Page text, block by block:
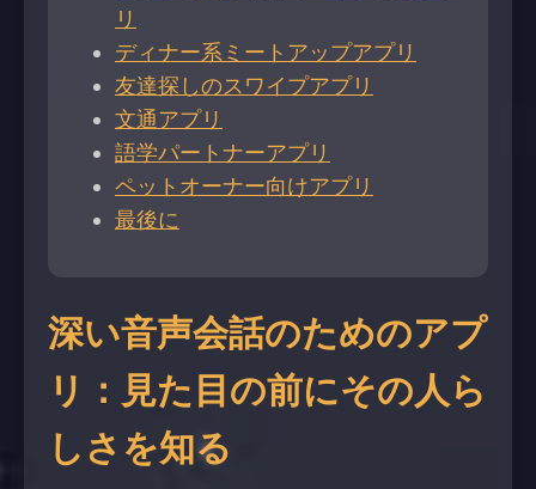
リ
ディナー系ミートアップアプリ
友達探しのスワイプアプリ
文通アプリ
語学パートナーアプリ
ペットオーナー向けアプリ
最後に
深い音声会話のためのアプ
リ：見た目の前にその人ら
しさを知る